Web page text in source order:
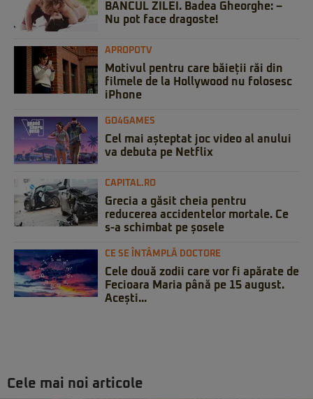
BANCUL ZILEI. Badea Gheorghe: –
Nu pot face dragoste!
APROPOTV
Motivul pentru care băieții răi din
filmele de la Hollywood nu folosesc
iPhone
GO4GAMES
Cel mai așteptat joc video al anului
va debuta pe Netflix
CAPITAL.RO
Grecia a găsit cheia pentru
reducerea accidentelor mortale. Ce
s-a schimbat pe șosele
CE SE ÎNTÂMPLĂ DOCTORE
Cele două zodii care vor fi apărate de
Fecioara Maria până pe 15 august.
Acești...
Cele mai noi articole